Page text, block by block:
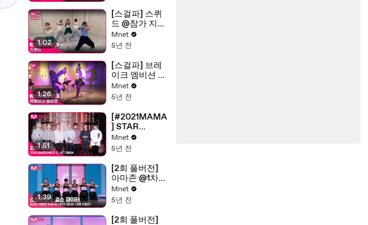
1:02
[스걸파] 스퀴
드 @참가 지원
영상
Mnet
5년 전
1:26
[스걸파] 브레
이크 엠비션 @
참가 지원 영상
Mnet
5년 전
1:51
[#2021MAMA
] STAR
COUNTDOW
N D-3 by NCT
Mnet
5년 전
1:39
[2회 풀버전]
아마존 @1차
오디션 〈크루
선발전〉
Mnet
5년 전
[2회 풀버전]